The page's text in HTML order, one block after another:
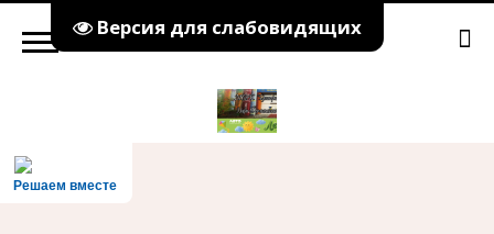
Версия для слабовидящих
Решаем вместе